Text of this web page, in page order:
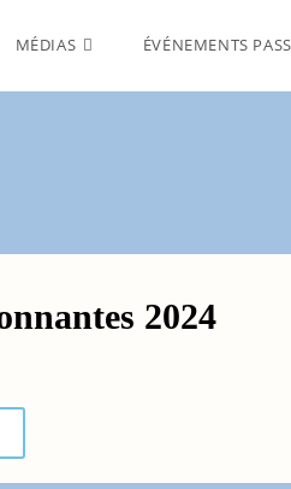
MÉDIAS ÉVÉNEMENTS
2024